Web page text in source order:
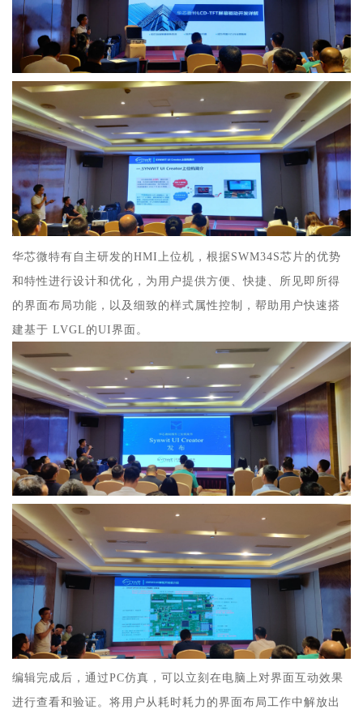
华芯微特有自主研发的HMI上位机，根据SWM34S芯片的优势
和特性进行设计和优化，为用户提供方便、快捷、所见即所得
的界面布局功能，以及细致的样式属性控制，帮助用户快速搭
建基于 LVGL的UI界面。
编辑完成后，通过PC仿真，可以立刻在电脑上对界面互动效果
进行查看和验证。将用户从耗时耗力的界面布局工作中解放出